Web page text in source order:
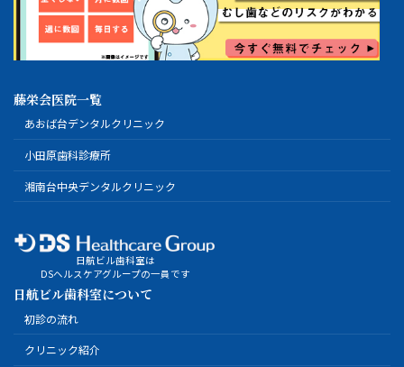
藤栄会医院一覧
あおば台デンタルクリニック
小田原歯科診療所
湘南台中央デンタルクリニック
日航ビル歯科室は
DSヘルスケアグループの一員です
日航ビル歯科室について
初診の流れ
クリニック紹介